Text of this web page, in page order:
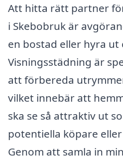
Att hitta rätt partner
i Skebobruk är
en bostad eller hyra ut
Visningsstädning är
att förbereda
vilket innebär att
ska se så attraktiv ut
potentiella köpare
Genom att samla in